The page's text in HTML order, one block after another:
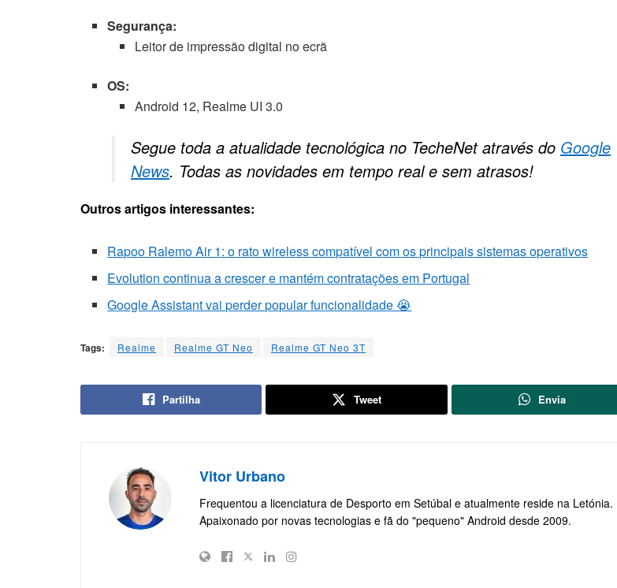
Segurança:
Leitor de impressão digital no ecrã
OS:
Android 12, Realme UI 3.0
Segue toda a atualidade tecnológica no TecheNet através do Google
News. Todas as novidades em tempo real e sem atrasos!
Outros artigos interessantes:
Rapoo Ralemo Air 1: o rato wireless compatível com os principais sistemas operativos
Evolution continua a crescer e mantém contratações em Portugal
Google Assistant vai perder popular funcionalidade 😭
Tags: Realme Realme GT Neo Realme GT Neo 3T
Partilha Tweet Envia
Vitor Urbano
Frequentou a licenciatura de Desporto em Setúbal e atualmente reside na Letónia.
Apaixonado por novas tecnologias e fã do "pequeno" Android desde 2009.